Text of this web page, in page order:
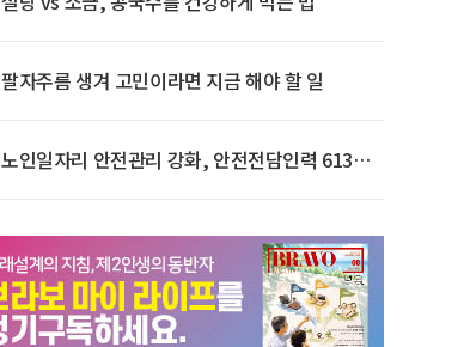
팔자주름 생겨 고민이라면 지금 해야 할 일
노인일자리 안전관리 강화, 안전전담인력 613명